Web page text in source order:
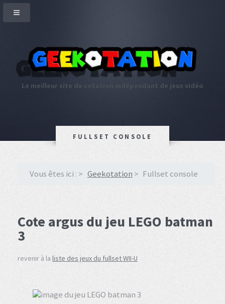
Le meilleur site de cotation indépendant de jeux vidéo
FULLSET CONSOLE
Vous êtes ici : Geekotation Fullset console
Cote argus du jeu LEGO batman
3
revenir à la liste des jeux du fullset WII-U